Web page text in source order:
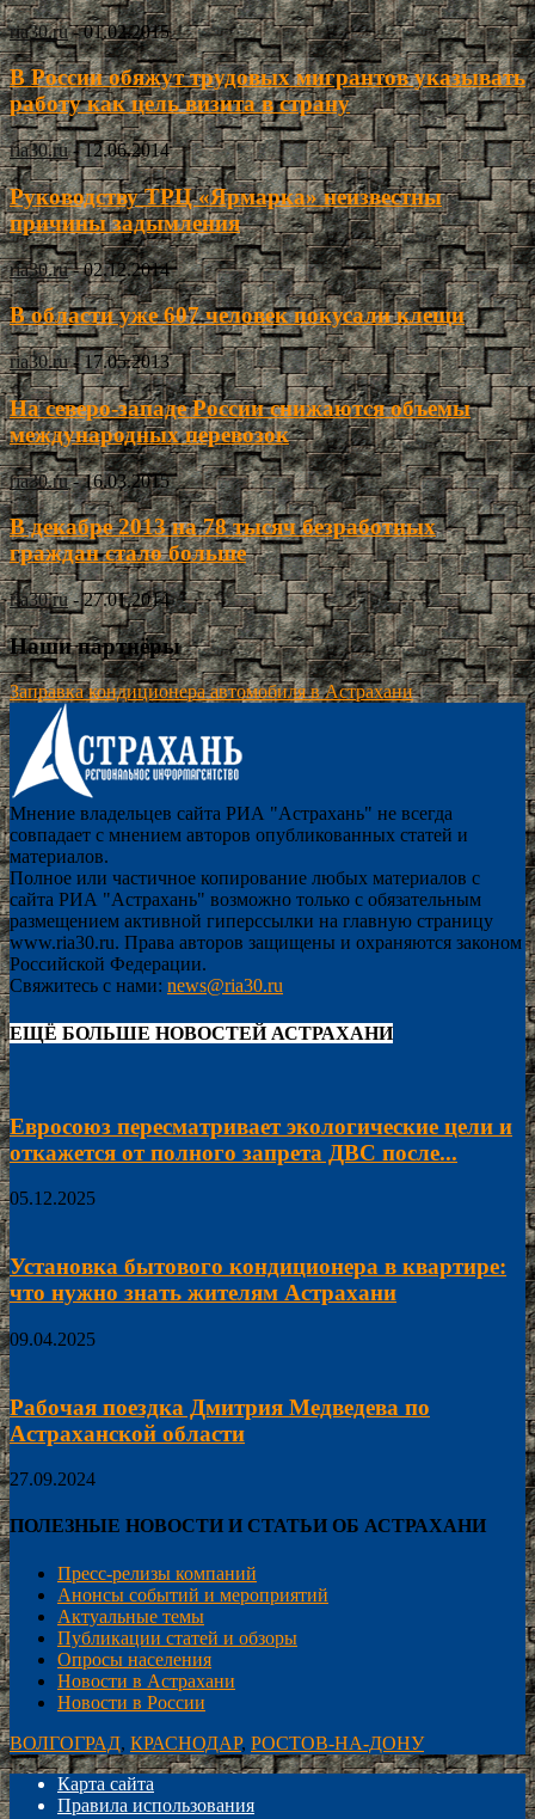
ria30.ru - 01.02.2015
В России обяжут трудовых мигрантов указывать
работу как цель визита в страну
ria30.ru - 12.06.2014
Руководству ТРЦ «Ярмарка» неизвестны
причины задымления
ria30.ru - 02.12.2014
В области уже 607 человек покусали клещи
ria30.ru - 17.05.2013
На северо-западе России снижаются объемы
международных перевозок
ria30.ru - 16.03.2015
В декабре 2013 на 78 тысяч безработных
граждан стало больше
ria30.ru - 27.01.2014
Наши партнёры
Заправка кондиционера автомобиля в Астрахани
Мнение владельцев сайта РИА "Астрахань" не всегда
совпадает с мнением авторов опубликованных статей и
материалов.
Полное или частичное копирование любых материалов с
сайта РИА "Астрахань" возможно только с обязательным
размещением активной гиперссылки на главную страницу
www.ria30.ru. Права авторов защищены и охраняются законом
Российской Федерации.
Свяжитесь с нами: news@ria30.ru
ЕЩЁ БОЛЬШЕ НОВОСТЕЙ АСТРАХАНИ
Евросоюз пересматривает экологические цели и
откажется от полного запрета ДВС после...
05.12.2025
Установка бытового кондиционера в квартире:
что нужно знать жителям Астрахани
09.04.2025
Рабочая поездка Дмитрия Медведева по
Астраханской области
27.09.2024
ПОЛЕЗНЫЕ НОВОСТИ И СТАТЬИ ОБ АСТРАХАНИ
Пресс-релизы компаний
Анонсы событий и мероприятий
Актуальные темы
Публикации статей и обзоры
Опросы населения
Новости в Астрахани
Новости в России
ВОЛГОГРАД, КРАСНОДАР, РОСТОВ-НА-ДОНУ
Карта сайта
Правила использования